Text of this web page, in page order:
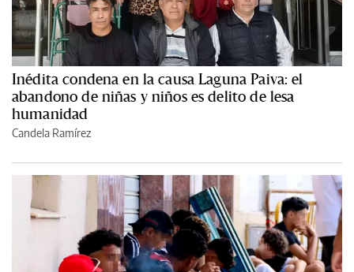
Inédita condena en la causa Laguna Paiva: el
abandono de niñas y niños es delito de lesa
humanidad
Candela Ramírez